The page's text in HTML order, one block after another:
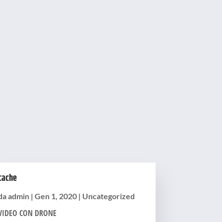
admin| Gen 1, 2020| Uncategorized
CON DRONE